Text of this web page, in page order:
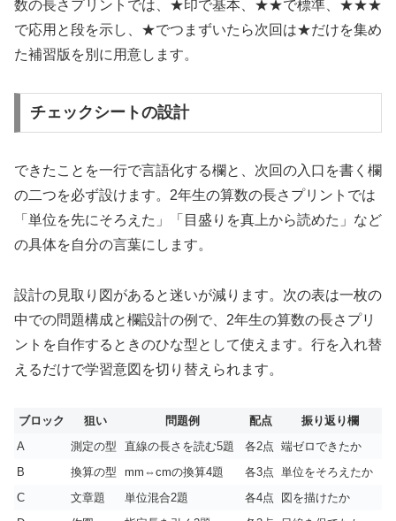
数の長さプリントでは、★印で基本、★★で標準、★★★
で応用と段を示し、★でつまずいたら次回は★だけを集め
た補習版を別に用意します。
チェックシートの設計
できたことを一行で言語化する欄と、次回の入口を書く欄
の二つを必ず設けます。2年生の算数の長さプリントでは
「単位を先にそろえた」「目盛りを真上から読めた」など
の具体を自分の言葉にします。
設計の見取り図があると迷いが減ります。次の表は一枚の
中での問題構成と欄設計の例で、2年生の算数の長さプリ
ントを自作するときのひな型として使えます。行を入れ替
えるだけで学習意図を切り替えられます。
ブロック 狙い 問題例 配点
振り返り欄
A
測定の型 直線の長さを読む5題 各2点 端ゼロできたか
B
換算の型 mm⇔cmの換算4題 各3点 単位をそろえたか
C
文章題 単位混合2題 各4点
図を描けたか